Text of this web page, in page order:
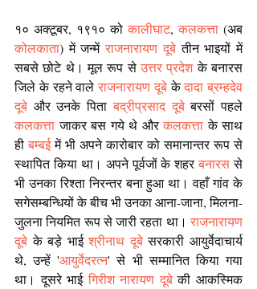
१० अक्टूबर, १९१० को कालीघाट, कलकत्ता
कोलकाता) में जन्में राजनारायण दूबे तीन भाइयों में
सबसे छोटे थे। मूल रूप से उत्तर प्रदेश के बनारस
जिले के रहने वाले राजनारायण दूबे के दादा ब्रम्हदेव
दूबे और उनके पिता बद्रीप्रसाद दूबे
कलकत्ता जाकर बस गये थे और कलकत्ता के साथ
ही बम्बई में भी अपने कारोबार को समानान्तर रूप से
स्थापित किया था। अपने पूर्वजों के शहर बनारस से
भी उनका रिश्ता निरन्तर बना हुआ था। वहाँ गांव के
सगेसम्बन्धियों के बीच भी उनका आना-जाना, मिलना-
जुलना नियमित रूप से जारी रहता था। राजनारायण
दूबे के बड़े भाई श्रीनाथ दूबे सरकारी आयुर्वेदाचार्य
थे, उन्हें 'आयुर्वेदरत्न' से भी सम्मानित किया गया
था। दूसरे भाई गिरीश नारायण दूबे की आकस्मिक